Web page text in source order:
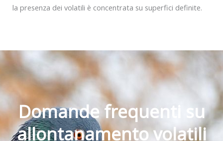
la presenza dei volatili è concentrata su superfici definite.
Domande frequenti su
allontanamento volatili